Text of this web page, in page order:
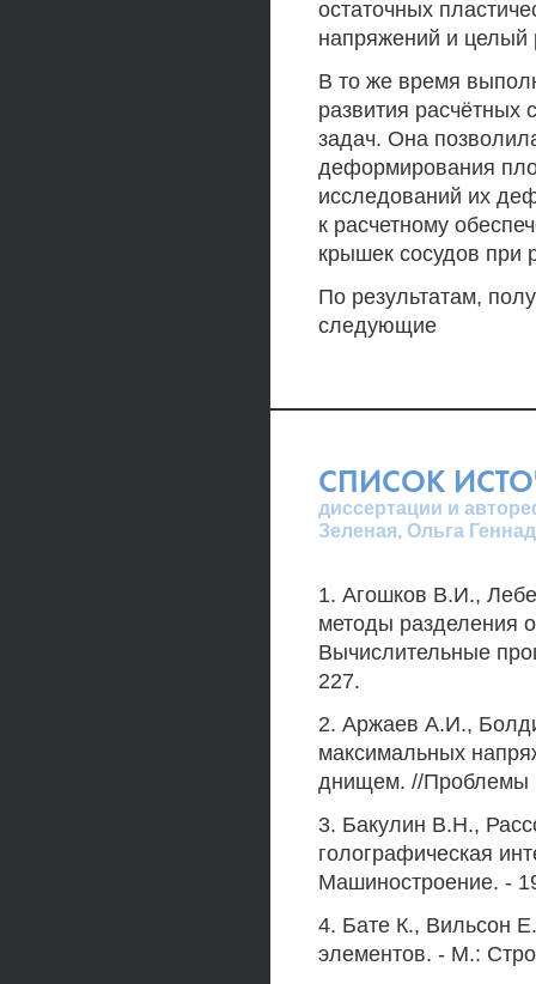
остаточных
напряжений и целый
В то же время
развития
задач. Она
деформирования
исследований их
к расчетному
крышек сосудов при
По результатам,
следующие
СПИСОК
диссертации и
Зеленая, Ольга
1. Агошков В.И.,
методы разделения
Вычислительные
227.
2. Аржаев А.И.,
максимальных
днищем. //Проблемы
3. Бакулин В.Н.,
голографическая
Машиностроение. -
4. Бате К., Вильсон
элементов. - М.: